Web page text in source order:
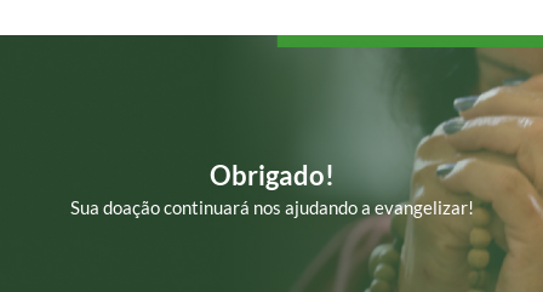
Obrigado!
Sua doação continuará nos ajudando a evangelizar!